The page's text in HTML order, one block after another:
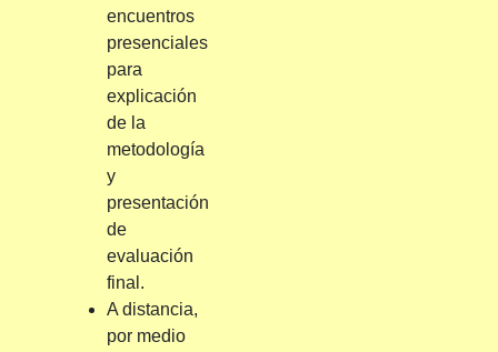
encuentros
presenciales
para
explicación
de la
metodología
y
presentación
de
evaluación
final.
A distancia,
por medio